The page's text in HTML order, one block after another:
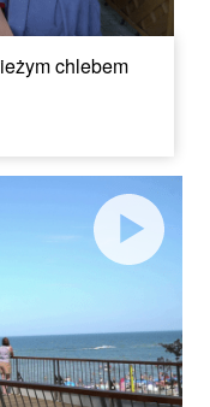
chlebem